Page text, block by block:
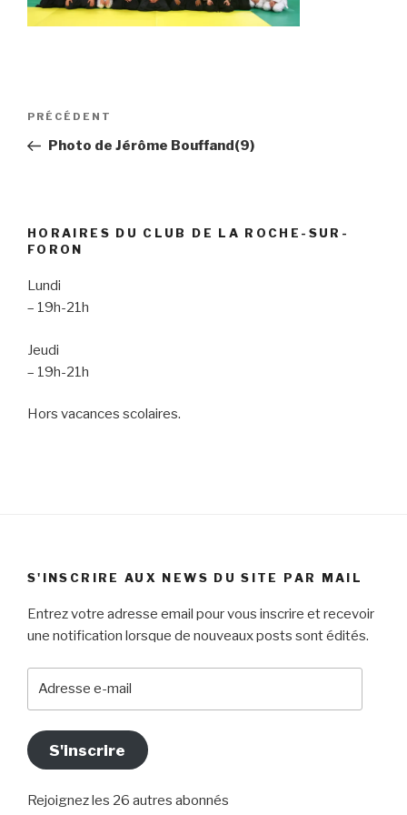
Navigation
l’article
Article
précédent
PRÉCÉDENT
Photo de Jérôme Bouffand(9)
HORAIRES DU CLUB DE LA ROCHE-SUR-
FORON
Lundi
– 19h-21h
Jeudi
– 19h-21h
Hors vacances scolaires.
S'INSCRIRE AUX NEWS DU SITE PAR MAIL
Entrez votre adresse email pour vous inscrire et recevoir
une notification lorsque de nouveaux posts sont édités.
S'inscrire
Rejoignez les 26 autres abonnés